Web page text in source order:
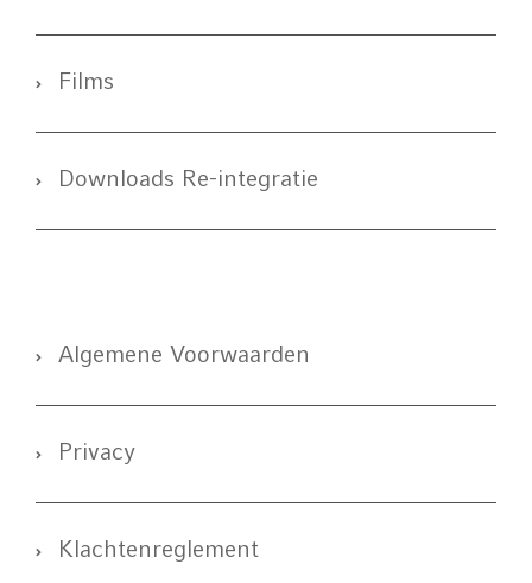
Films
Downloads Re-integratie
Algemene Voorwaarden
Privacy
Klachtenreglement